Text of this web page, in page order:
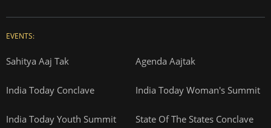
EVENTS:
Sahitya Aaj Tak Agenda Aajtak
India Today Conclave India Today Woman's Summit
India Today Youth Summit State Of The States Conclave